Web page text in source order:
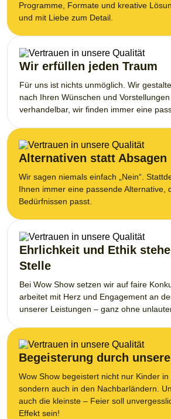
Programme, Formate und kreative
und mit Liebe zum Detail.
Wir erfüllen jeden Traum
Für uns ist nichts unmöglich. Wir
nach Ihren Wünschen und
verhandelbar, wir finden immer eine
Ehrlichkeit und Ethik
Stelle
Bei Wow Show setzen wir auf faire
arbeitet mit Herz und Engagement an
unserer Leistungen – ganz ohne
Alternativen statt Absagen
Wir sagen niemals einfach „Nein“.
Ihnen immer eine passende Alternative,
Bedürfnissen passt.
Begeisterung durch
Wow Show begeistert nicht nur Kinder in
sondern auch in den Nachbarländern.
auch die kleinste – Feier soll
Effekt sein!